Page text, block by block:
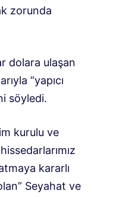
zorunda
dolara ulaşan
“yapıcı
söyledi.
kurulu ve
kararlı
Seyahat ve